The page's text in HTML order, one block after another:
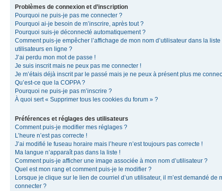
Problèmes de connexion et d’inscription
Pourquoi ne puis-je pas me connecter ?
Pourquoi ai-je besoin de m’inscrire, après tout ?
Pourquoi suis-je déconnecté automatiquement ?
Comment puis-je empêcher l’affichage de mon nom d’utilisateur dans la liste
utilisateurs en ligne ?
J’ai perdu mon mot de passe !
Je suis inscrit mais ne peux pas me connecter !
Je m’étais déjà inscrit par le passé mais je ne peux à présent plus me
Qu’est-ce que la COPPA ?
Pourquoi ne puis-je pas m’inscrire ?
À quoi sert « Supprimer tous les cookies du forum » ?
Préférences et réglages des utilisateurs
Comment puis-je modifier mes réglages ?
L’heure n’est pas correcte !
J’ai modifié le fuseau horaire mais l’heure n’est toujours pas correcte !
Ma langue n’apparaît pas dans la liste !
Comment puis-je afficher une image associée à mon nom d’utilisateur ?
Quel est mon rang et comment puis-je le modifier ?
Lorsque je clique sur le lien de courriel d’un utilisateur, il m’est demandé de
connecter ?